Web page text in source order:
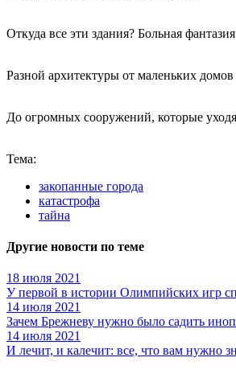
Откуда все эти здания? Больная
Разной архитектуры от маленьких домов
До огромных сооружений, которые
Тема:
закопанные города
катастрофа
тайна
Другие новости по теме
18 июля 2021
У первой в истории Олимпийских игр
14 июля 2021
Зачем Брежневу нужно было садить
14 июля 2021
И лечит, и калечит: все, что вам нужно